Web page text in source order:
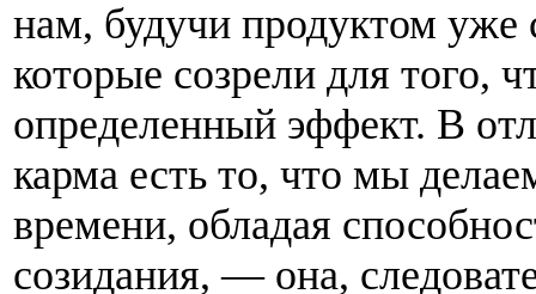
нам, будучи продуктом
которые созрели для того,
определенный эффект. В
карма есть то, что мы
времени, обладая
созидания, — она,